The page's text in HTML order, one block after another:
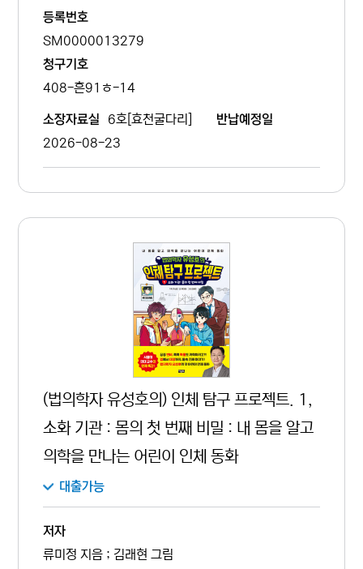
등록번호
SM0000013279
청구기호
408-흔91ㅎ-14
소장자료실 6호[효천굴다리] 반납예정일
2026-08-23
(법의학자 유성호의) 인체 탐구 프로젝트. 1,
소화 기관 : 몸의 첫 번째 비밀 : 내 몸을 알고
의학을 만나는 어린이 인체 동화
대출가능
저자
류미정 지음 ; 김래현 그림